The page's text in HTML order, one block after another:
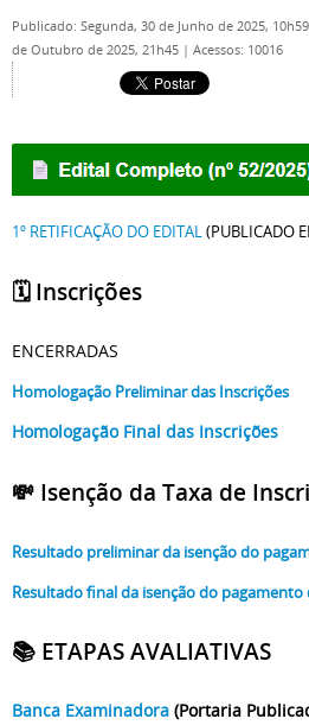
Publicado: Segunda, 30 de Junho de 2025, 10h59
de Outubro de 2025, 21h45 | Acessos: 10016
1º RETIFICAÇÃO DO EDITAL(PUBLICADO
🗓️ Inscrições
ENCERRADAS
Homologação Preliminar das Inscrições
Homologação Final das Inscrições
💸 Isenção da Taxa de
Resultado preliminar da isenção do
Resultado final da isenção do pagamento
📚 ETAPAS AVALIATIVAS
Banca Examinadora (Portaria